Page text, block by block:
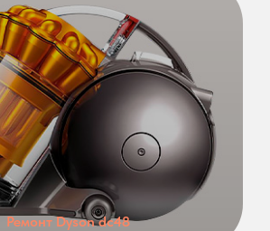
Ремонт Dyson dc48